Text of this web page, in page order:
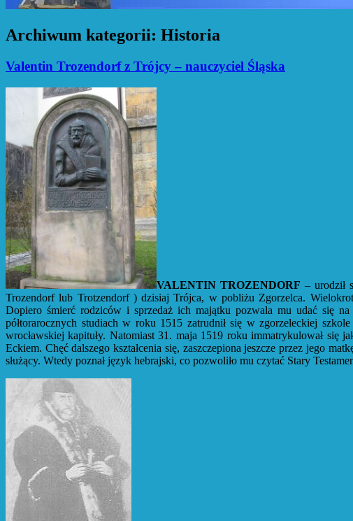
Archiwum kategorii: Historia
Valentin Trozendorf z Trójcy – nauczyciel Śląska
VALENTIN TROZENDORF – urodził
Trozendorf lub Trotzendorf ) dzisiaj Trójca, w pobliżu Zgorzelca.
Dopiero śmierć rodziców i sprzedaż ich majątku pozwala mu udać się
półtorarocznych studiach w roku 1515 zatrudnił się w zgorzeleckiej
wrocławskiej kapituły. Natomiast 31. maja 1519 roku immatrykulował się
Eckiem. Chęć dalszego kształcenia się, zaszczepiona jeszcze przez jego
służący. Wtedy poznał język hebrajski, co pozwoliło mu czytać Stary